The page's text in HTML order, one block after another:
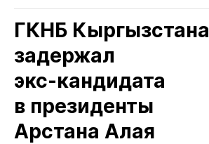
ГКНБ Кыргызстана
задержал
экс‑кандидата
в президенты
Арстана Алая